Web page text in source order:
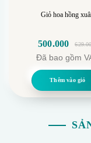
Giỏ hoa hồng
gốc
500.000
hiện
Đã bao gồm
Thêm vào giỏ